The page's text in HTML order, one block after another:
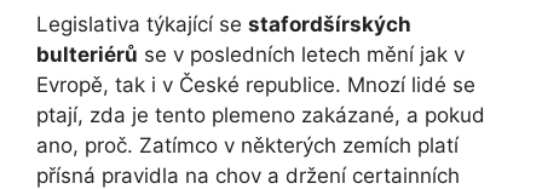
Legislativa týkající se stafordšírských
bulteriérů se v posledních letech mění jak v
Evropě, tak i v České republice. Mnozí lidé se
ptají, zda je tento plemeno zakázané, a pokud
ano, proč. Zatímco v některých zemích platí
přísná pravidla na chov a držení certainních